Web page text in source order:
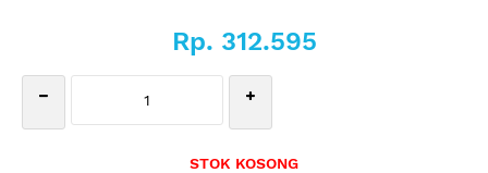
Rp. 312.595
STOK KOSONG